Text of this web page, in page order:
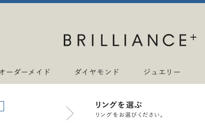
ーダーメイド ダイヤモンド ジュエリー
リングを選ぶ
リングをお選びください。